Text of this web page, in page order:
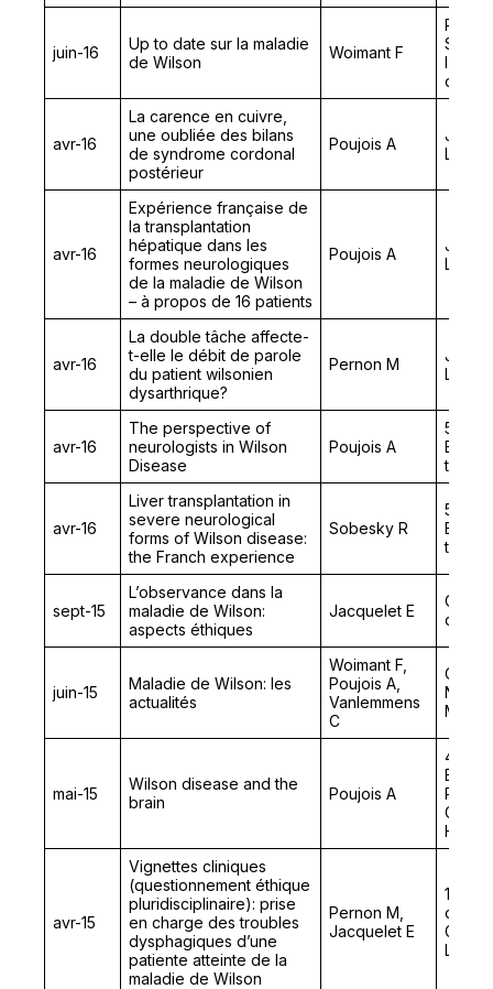
juin-16
Up to date sur la maladie
de Wilson
Woimant F
du
avr-16
La carence en cuivre,
une oubliée des bilans
de syndrome cordonal
postérieur
Poujois A
avr-16
Expérience française de
la transplantation
hépatique dans les
formes neurologiques
de la maladie de Wilson
– à propos de 16 patients
Poujois A
avr-16
La double tâche affecte-
t-elle le débit de parole
du patient wilsonien
dysarthrique?
Pernon M
avr-16
The perspective of
neurologists in Wilson
Disease
Poujois A
51st
the
avr-16
Liver transplantation in
severe neurological
forms of Wilson disease:
the Franch experience
Sobesky R
51st
the
sept-15
L’observance dans la
maladie de Wilson:
aspects éthiques
Jacquelet E
juin-15
Maladie de Wilson: les
actualités
Woimant F,
Poujois A,
Vanlemmens
C
mai-15
Wilson disease and the
brain
Poujois A
48th
avr-15
Vignettes cliniques
(questionnement éthique
pluridisciplinaire): prise
en charge des troubles
dysphagiques d’une
patiente atteinte de la
maladie de Wilson
Pernon M,
Jacquelet E
10
de